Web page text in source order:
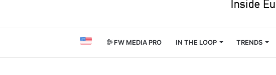
FW MEDIA PRO IN THE LOOP TRENDS